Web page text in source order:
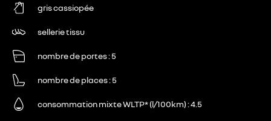
gris cassiopée
sellerie tissu
nombre de portes 5
nombre de places 5
consommation mixte WLTP* (l/100km) 4.5